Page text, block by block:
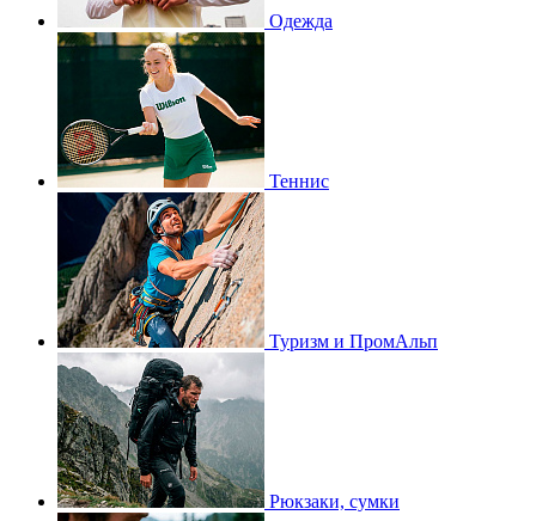
Одежда
Теннис
Туризм и ПромАльп
Рюкзаки, сумки